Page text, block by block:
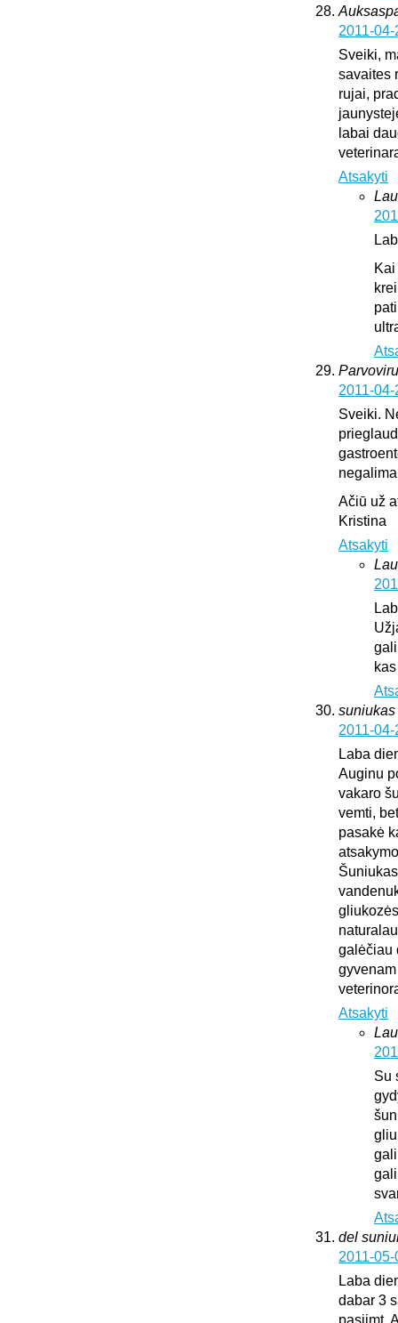
2011-
Sveiki,
savaites
rujai,
labai
Atsakyti
2011-
Sveiki.
Ačiū už
Kristina
Atsakyti
suniukas
2011-
Laba
Auginu
vakaro
vemti,
pasakė
galėčiau
Atsakyti
Su
del
2011-
Laba
dabar 3
pasiimt.